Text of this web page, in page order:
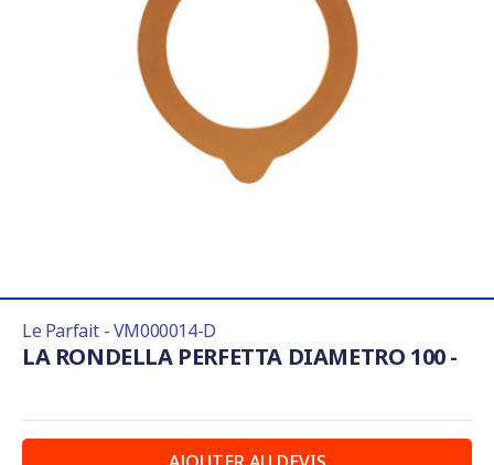
Le Parfait - VM000014-D
LA RONDELLA PERFETTA DIAMETRO 100 -